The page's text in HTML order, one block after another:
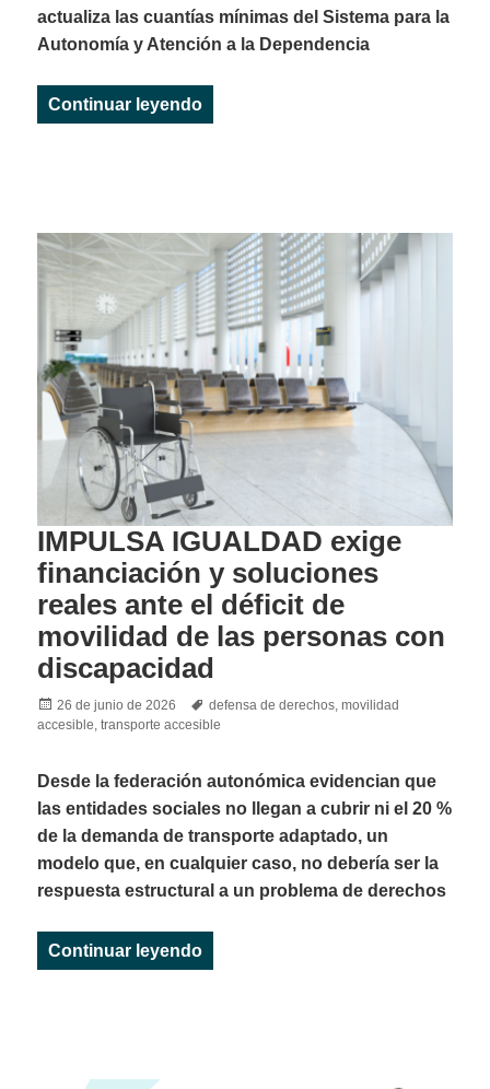
actualiza las cuantías mínimas del Sistema para la
Autonomía y Atención a la Dependencia
Continuar leyendo«Un paso firme para consolidar el
IMPULSA IGUALDAD exige
financiación y soluciones
reales ante el déficit de
movilidad de las personas con
discapacidad
Posted
on
26 de junio de 2026 Tags
defensa de derechos ,movilidad
accesible ,transporte accesible
Desde la federación autonómica evidencian que
las entidades sociales no llegan a cubrir ni el 20 %
de la demanda de transporte adaptado, un
modelo que, en cualquier caso, no debería ser la
respuesta estructural a un problema de derechos
Continuar leyendo«IMPULSA IGUALDAD exige